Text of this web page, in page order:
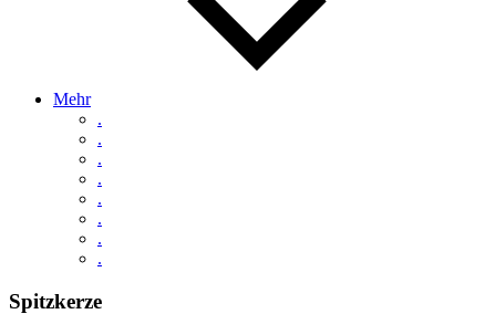
Mehr
.
.
.
.
.
.
.
.
Spitzkerze